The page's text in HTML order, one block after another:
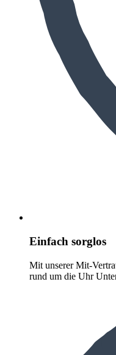
Einfach sorglos
Mit unserer Mit-
rund um die Uhr